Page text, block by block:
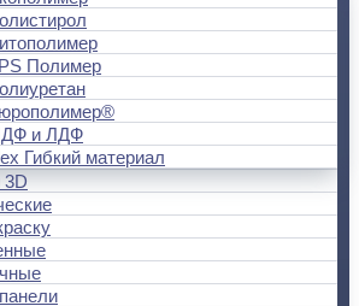
Полимер
и ЛДФ
Гибкий материал
3D